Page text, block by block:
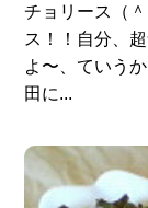
チョリース（
ス！！自分、
よ〜、ていう
田に...